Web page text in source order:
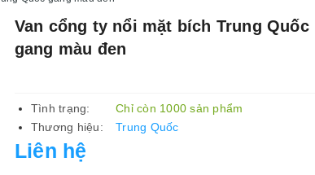
Van cổng ty nổi mặt bích Trung Quốc
gang màu đen
Tình trạng:
Chỉ còn 1000 sản phẩm
Thương hiệu:
Trung Quốc
Liên hệ